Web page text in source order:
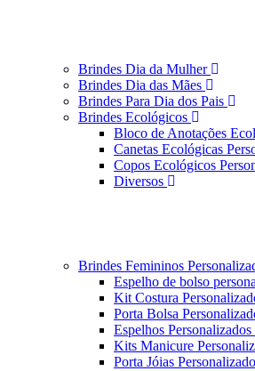
Brindes Dia da Mulher
Brindes Dia das Mães
Brindes Para Dia dos Pais
Brindes Ecológicos
Bloco de Anotações
Canetas Ecológicas
Copos Ecológicos
Diversos
Brindes Femininos
Espelho de bolso
Kit Costura
Porta Bolsa
Espelhos Personalizados
Kits Manicure
Porta Jóias